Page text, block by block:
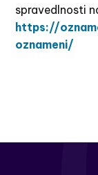
spravedlnosti
https://
oznameni/